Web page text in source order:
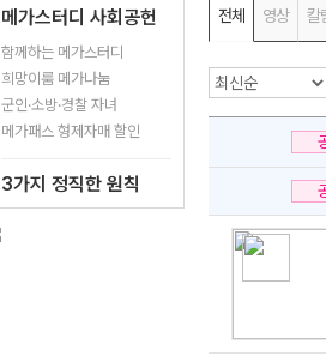
메가스터디 사회공헌
함께하는 메가스터디
희망이룸 메가나눔
군인·소방·경찰 자녀
메가패스 형제자매 할인
3가지 정직한 원칙
전체 영상 칼